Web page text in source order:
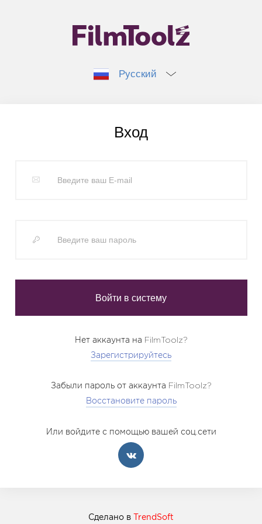
Русский
Вход
Нет аккаунта на FilmToolz?
Зарегистрируйтесь
Забыли пароль от аккаунта FilmToolz?
Восстановите пароль
Или войдите с помощью вашей соц.сети
Сделано в TrendSoft